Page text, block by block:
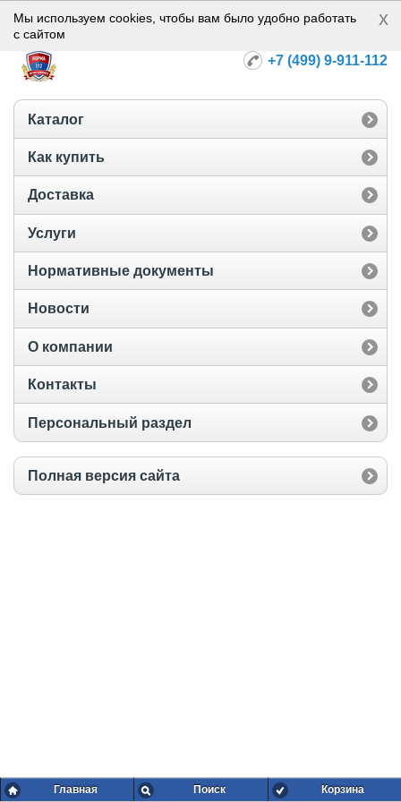
Норма-112
+7 (499) 9-911-112
Каталог
Как купить
Доставка
Услуги
Нормативные документы
Новости
О компании
Контакты
Персональный раздел
Полная версия сайта
Главная Поиск Корзина
Мы используем cookies, чтобы вам было удобно работать
с сайтом
x